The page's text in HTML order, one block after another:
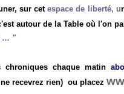
sur cetespace de liberté, u
autour de la Table où l'on
... "
chroniques chaque matin
recevrez rien) ou placez